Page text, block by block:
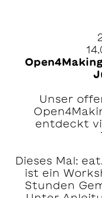
Unser
entdeckt
Dieses Mal:
ist ein
Stunden